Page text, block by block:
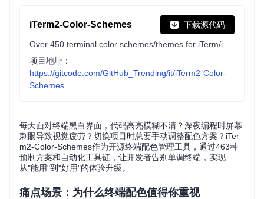
iTerm2-Color-Schemes 下载源代码
项目地址：
https://gitcode.com/GitHub_Trending/it/iTerm2-Color-
Schemes
每天面对终端黑白界面，代码高亮模糊不清？深夜编程时屏幕
刺眼导致视觉疲劳？切换项目时总要手动调整配色方案？iTer
m2-Color-Schemes作为开源终端配色管理工具，通过463种
预制方案和自动化工具链，让开发者告别单调终端，实现
从"能用"到"好用"的体验升级。
痛点场景：为什么终端配色值得你重视